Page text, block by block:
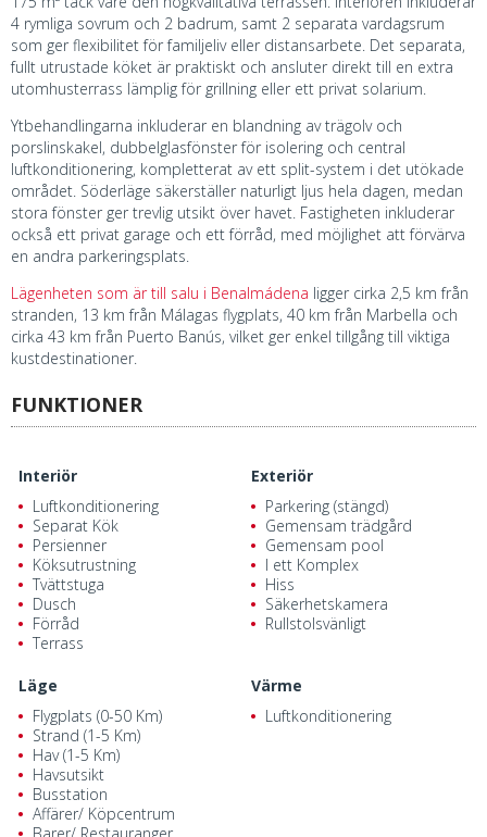
4 rymliga sovrum och 2 badrum, samt 2 separata vardagsrum
som ger flexibilitet för familjeliv eller distansarbete. Det separata,
fullt utrustade köket är praktiskt och ansluter direkt till en extra
utomhusterrass lämplig för grillning eller ett privat solarium.
Ytbehandlingarna inkluderar en blandning av trägolv och
porslinskakel, dubbelglasfönster för isolering och central
luftkonditionering, kompletterat av ett split-system i det utökade
området. Söderläge säkerställer naturligt ljus hela dagen, medan
stora fönster ger trevlig utsikt över havet. Fastigheten inkluderar
också ett privat garage och ett förråd, med möjlighet att förvärva
en andra parkeringsplats.
Lägenheten som är till salu i Benalmádena ligger cirka 2,5 km från
stranden, 13 km från Málagas flygplats, 40 km från Marbella och
cirka 43 km från Puerto Banús, vilket ger enkel tillgång till viktiga
kustdestinationer.
FUNKTIONER
Interiör
Luftkonditionering
Separat Kök
Persienner
Köksutrustning
Tvättstuga
Dusch
Förråd
Terrass
Exteriör
Parkering (stängd)
Gemensam trädgård
Gemensam pool
I ett Komplex
Hiss
Säkerhetskamera
Rullstolsvänligt
Läge
Flygplats (0-50 Km)
Strand (1-5 Km)
Hav (1-5 Km)
Havsutsikt
Busstation
Affärer/ Köpcentrum
Barer/ Restauranger
Värme
Luftkonditionering